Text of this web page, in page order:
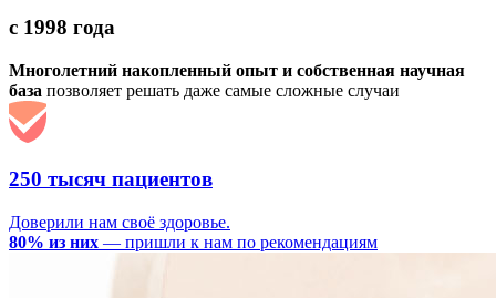
с 1998 года
Многолетний накопленный опыт и собственная научная
база позволяет решать даже самые сложные случаи
250 тысяч пациентов
Доверили нам своё здоровье.
80% из них — пришли к нам по рекомендациям